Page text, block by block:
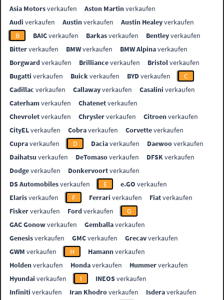
Asia Motorsverkaufen Aston Martinverkaufen
Audi verkaufen Austinverkaufen Austin Healeyverkaufen
B
BAICverkaufen Barkasverkaufen Bentleyverkaufen
Bitterverkaufen BMWverkaufen BMW Alpinaverkaufen
Borgwardverkaufen Brillianceverkaufen Bristolverkaufen
Bugatti verkaufen Buickverkaufen BYDverkaufen
C
Cadillac verkaufen Callawayverkaufen Casalini verkaufen
Caterhamverkaufen Chatenetverkaufen
Chevroletverkaufen Chryslerverkaufen Citroenverkaufen
CityELverkaufen Cobraverkaufen Corvetteverkaufen
Cupraverkaufen D Daciaverkaufen Daewooverkaufen
Daihatsu verkaufen DeTomasoverkaufen DFSKverkaufen
Dodgeverkaufen Donkervoortverkaufen
DS Automobilesverkaufen E e.GO verkaufen
Elarisverkaufen F Ferrari verkaufen Fiatverkaufen
Fiskerverkaufen Fordverkaufen
G
GAC Gonowverkaufen Gemballaverkaufen
Genesisverkaufen GMCverkaufen Grecavverkaufen
GWM verkaufen H Hamannverkaufen
Holdenverkaufen Hondaverkaufen Hummerverkaufen
Hyundai verkaufen I INEOSverkaufen
Infiniti verkaufen Iran Khodroverkaufen Isderaverkaufen